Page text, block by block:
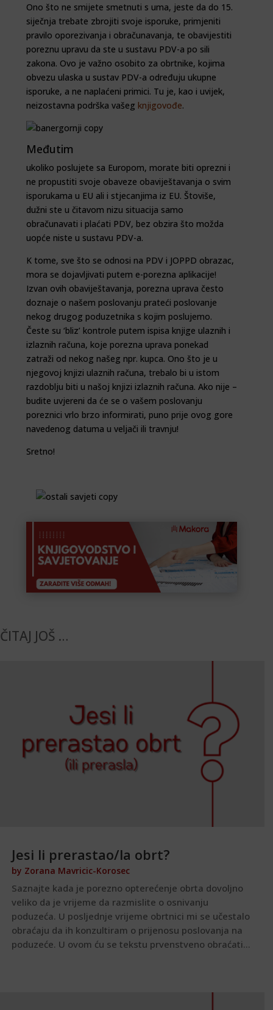
Ono što ne smijete smetnuti s uma, jeste da do 15.
siječnja trebate zbrojiti svoje isporuke, primjeniti
pravilo oporezivanja i obračunavanja, te obavijestiti
poreznu upravu da ste u sustavu PDV-a po sili
zakona. Ovo je važno osobito za obrtnike, kojima
obvezu ulaska u sustav PDV-a određuju ukupne
isporuke, a ne naplaćeni primici. Tu je, kao i uvijek,
neizostavna podrška vašeg knjigovođe.
Međutim
ukoliko poslujete sa Europom, morate biti oprezni i
ne propustiti svoje obaveze obaviještavanja o svim
isporukama u EU ali i stjecanjima iz EU. Štoviše,
dužni ste u čitavom nizu situacija samo
obračunavati i plaćati PDV, bez obzira što možda
uopće niste u sustavu PDV-a.
K tome, sve što se odnosi na PDV i JOPPD obrazac,
mora se dojavljivati putem e-porezna aplikacije!
Izvan ovih obaviještavanja, porezna uprava često
doznaje o našem poslovanju prateći poslovanje
nekog drugog poduzetnika s kojim poslujemo.
Česte su ‘bliz’ kontrole putem ispisa knjige ulaznih i
izlaznih računa, koje porezna uprava ponekad
zatraži od nekog našeg npr. kupca. Ono što je u
njegovoj knjizi ulaznih računa, trebalo bi u istom
razdoblju biti u našoj knjizi izlaznih računa. Ako nije –
budite uvjereni da će se o vašem poslovanju
poreznici vrlo brzo informirati, puno prije ovog gore
navedenog datuma u veljači ili travnju!
Sretno!
ČITAJ JOŠ …
Jesi li prerastao/la obrt?
by Zorana Mavricic-Korosec
Saznajte kada je porezno opterećenje obrta dovoljno
veliko da je vrijeme da razmislite o osnivanju
poduzeća. U posljednje vrijeme obrtnici mi se učestalo
obraćaju da ih konzultiram o prijenosu poslovanja na
poduzeće. U ovom ću se tekstu prvenstveno obraćati...